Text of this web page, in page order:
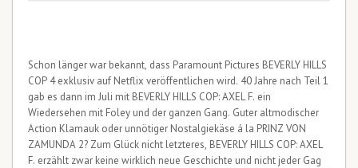
Schon länger war bekannt, dass Paramount Pictures BEVERLY HILLS
COP 4 exklusiv auf Netflix veröffentlichen wird. 40 Jahre nach Teil 1
gab es dann im Juli mit BEVERLY HILLS COP: AXEL F. ein
Wiedersehen mit Foley und der ganzen Gang. Guter altmodischer
Action Klamauk oder unnötiger Nostalgiekäse á la PRINZ VON
ZAMUNDA 2? Zum Glück nicht letzteres, BEVERLY HILLS COP: AXEL
F. erzählt zwar keine wirklich neue Geschichte und nicht jeder Gag